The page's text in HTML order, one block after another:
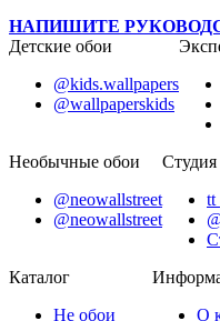
НАПИШИТЕ
Детские обои
@kids.wallpapers
@wallpaperskids
Необычные обои
@neowallstreet
@neowallstreet
Студия
tt
Каталог
Не обои
О